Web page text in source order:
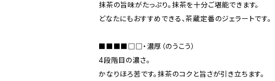
抹茶の旨味がたっぷり。抹茶を十分ご堪能できます。
どなたにもおすすめできる、茶蔵定番のジェラートです。
■■■■□□・濃厚（のうこう）
4段階目の濃さ。
かなりほろ苦です。抹茶のコクと旨さが引き立ちます。